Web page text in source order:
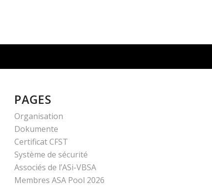
PAGES
Organisation
Dokumente
Certificat CFST
Système de sécurité
Associés de l’ASi-VBSA
Membres ASA Pool 2026